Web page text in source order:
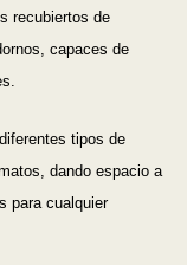
recubiertos de
capaces de
tipos de
dando espacio a
para cualquier